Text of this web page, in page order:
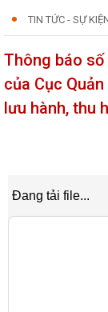
TIN TỨC - SỰ
Thông báo
của Cục
lưu hành, thu